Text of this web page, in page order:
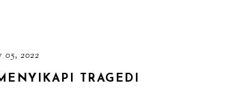
05, 2022
TRAGEDI